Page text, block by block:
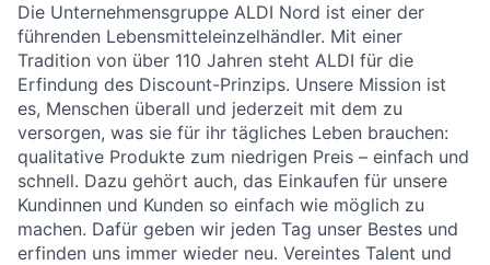
Die Unternehmensgruppe ALDI Nord ist einer der
führenden Lebensmitteleinzelhändler. Mit einer
Tradition von über 110 Jahren steht ALDI für die
Erfindung des Discount-Prinzips. Unsere Mission ist
es, Menschen überall und jederzeit mit dem zu
versorgen, was sie für ihr tägliches Leben brauchen:
qualitative Produkte zum niedrigen Preis – einfach und
schnell. Dazu gehört auch, das Einkaufen für unsere
Kundinnen und Kunden so einfach wie möglich zu
machen. Dafür geben wir jeden Tag unser Bestes und
erfinden uns immer wieder neu. Vereintes Talent und